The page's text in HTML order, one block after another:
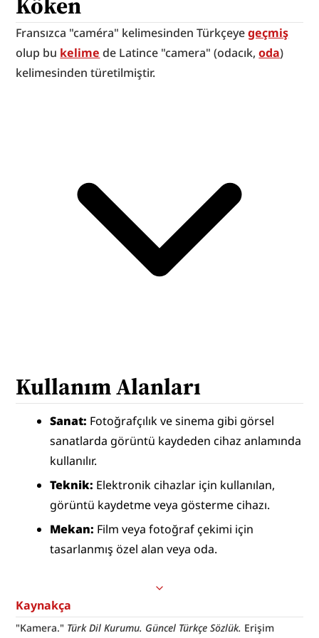
Fransızca "caméra" kelimesinden Türkçeye geçmiş
olup bu kelime de Latince "camera" (odacık, oda)
kelimesinden türetilmiştir.
Kullanım Alanları
Sanat: Fotoğrafçılık ve sinema gibi görsel
sanatlarda görüntü kaydeden cihaz anlamında
kullanılır.
Teknik: Elektronik cihazlar için kullanılan,
görüntü kaydetme veya gösterme cihazı.
Mekan: Film veya fotoğraf çekimi için
tasarlanmış özel alan veya oda.
Kaynakça
"Kamera." Türk Dil Kurumu. Güncel Türkçe Sözlük. Erişim